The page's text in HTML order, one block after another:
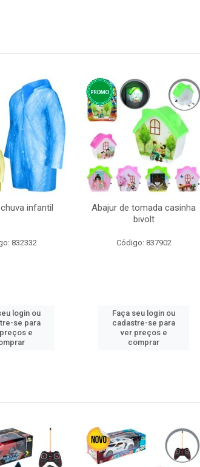
infantil
832332
login ou
se para
e
Abajur de tomada casinha
bivolt
Código: 837902
Faça seu login ou
cadastre-se para
ver preços e
comprar